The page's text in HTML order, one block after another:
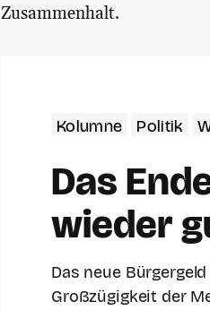
Zusammenhalt.
Kolumne Politik
Das
wieder
Das neue
Großzügigkeit der